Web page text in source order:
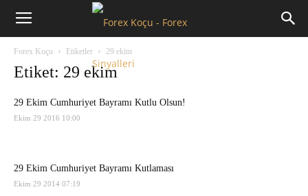
Forex
Forex Koçu Etiketler 29 ekim
Etiket: 29 ekim
29 Ekim Cumhuriyet Bayramı Kutlu Olsun!
Ekim 29 2016 10:00
29 Ekim Cumhuriyet Bayramı Kutlaması
Ekim 29 2014 07:19